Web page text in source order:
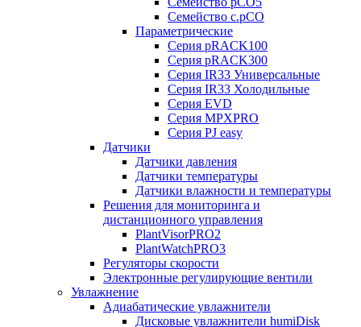
Семейство c.pCO
Параметрические
Серия pRACK100
Серия pRACK300
Серия IR33 Универсальные
Серия IR33 Холодильные
Серия EVD
Серия MPXPRO
Серия PJ easy
Датчики
Датчики давления
Датчики температуры
Датчики влажности и температуры
Решения для мониторинга и
дистанционного управления
PlantVisorPRO2
PlantWatchPRO3
Регуляторы скорости
Электронные регулирующие вентили
Увлажнение
Адиабатические увлажнители
Дисковые увлажнители humiDisk